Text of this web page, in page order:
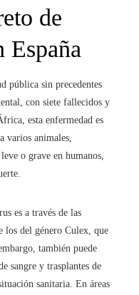
de
España
pública sin precedentes
con siete fallecidos y
esta enfermedad es
varios animales,
o grave en humanos,
es a través de las
los del género Culex, que
también puede
sangre y trasplantes de
sanitaria. En áreas